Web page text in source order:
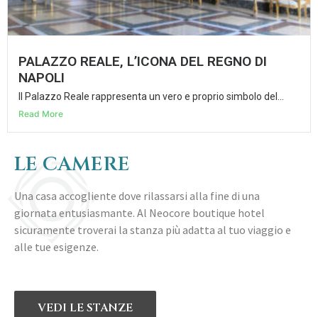
PALAZZO REALE, L’ICONA DEL REGNO DI
NAPOLI
Il Palazzo Reale rappresenta un vero e proprio simbolo del...
Read More
LE CAMERE
Una casa accogliente dove rilassarsi alla fine di una
giornata entusiasmante. Al Neocore boutique hotel
sicuramente troverai la stanza più adatta al tuo viaggio e
alle tue esigenze.
VEDI LE STANZE